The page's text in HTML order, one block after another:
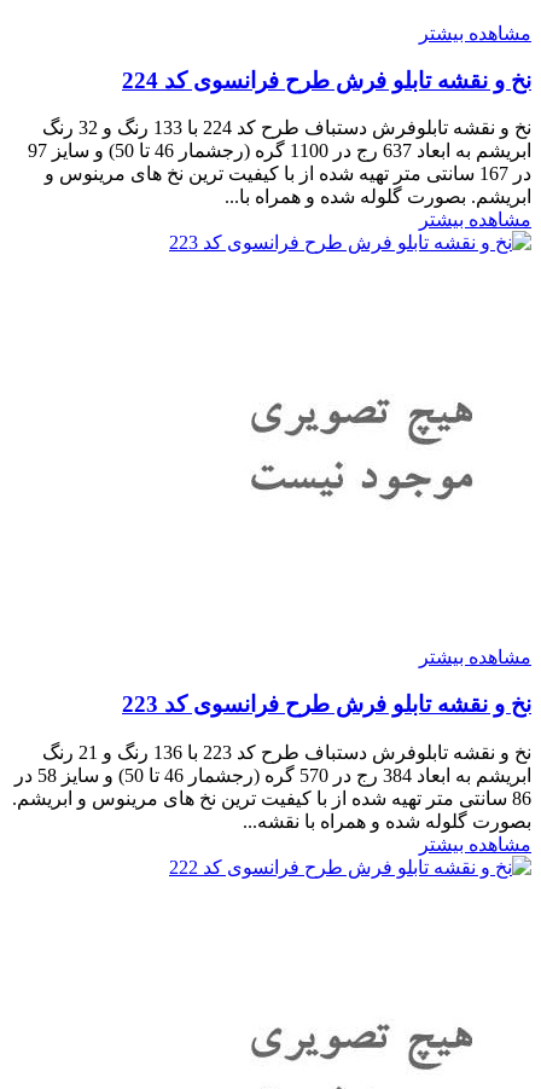
مشاهده بیشتر
نخ و نقشه تابلو فرش طرح فرانسوی کد 224
نخ و نقشه تابلوفرش دستباف طرح کد 224 با 133 رنگ و 32 رنگ
ابریشم به ابعاد 637 رج در 1100 گره (رجشمار 46 تا 50) و سایز 97
در 167 سانتی متر تهیه شده از با کیفیت ترین نخ های مرینوس و
ابریشم. بصورت گلوله شده و همراه با...
مشاهده بیشتر
مشاهده بیشتر
نخ و نقشه تابلو فرش طرح فرانسوی کد 223
نخ و نقشه تابلوفرش دستباف طرح کد 223 با 136 رنگ و 21 رنگ
ابریشم به ابعاد 384 رج در 570 گره (رجشمار 46 تا 50) و سایز 58 در
86 سانتی متر تهیه شده از با کیفیت ترین نخ های مرینوس و ابریشم.
بصورت گلوله شده و همراه با نقشه...
مشاهده بیشتر